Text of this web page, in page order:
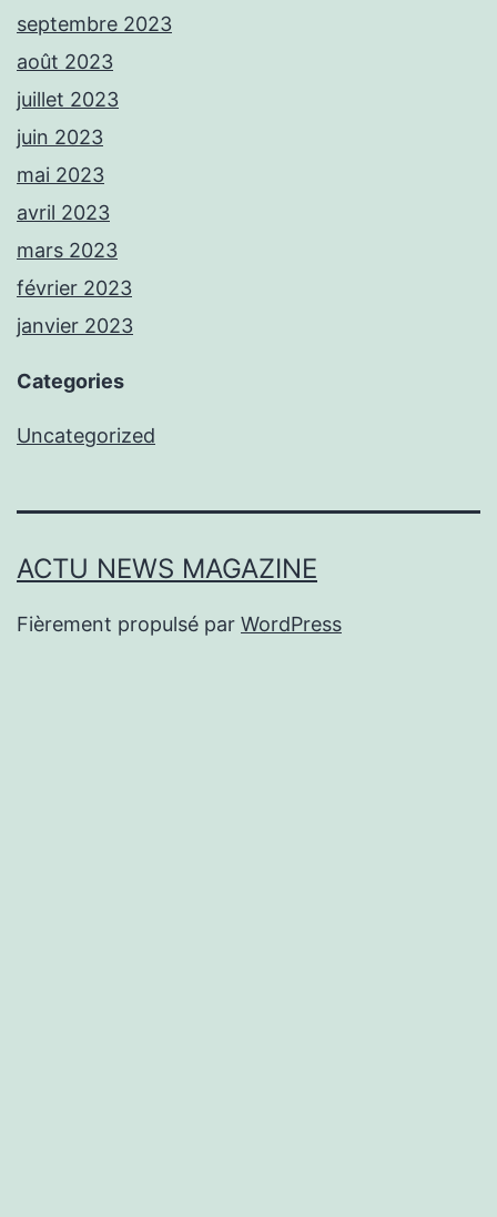
septembre 2023
août 2023
juillet 2023
juin 2023
mai 2023
avril 2023
mars 2023
février 2023
janvier 2023
Categories
Uncategorized
ACTU NEWS MAGAZINE
Fièrement propulsé par WordPress